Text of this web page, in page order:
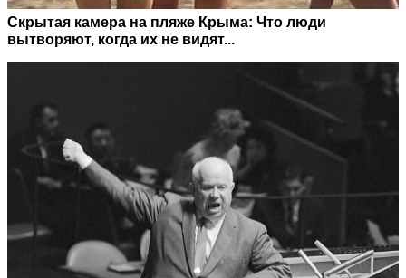
Скрытая камера на пляже Крыма: Что люди
вытворяют, когда их не видят...